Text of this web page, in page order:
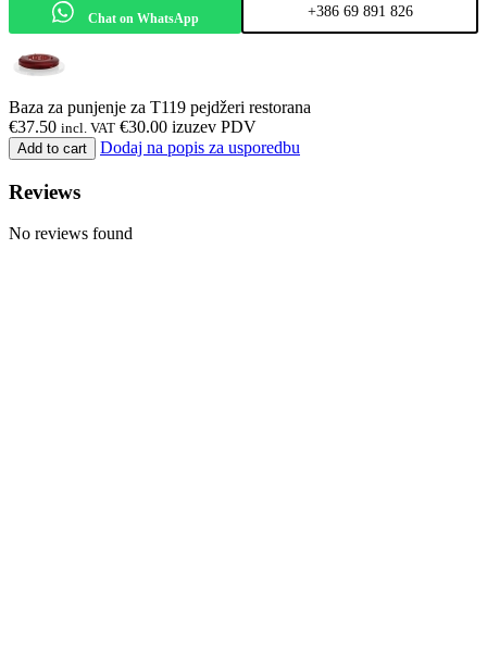
Chat on WhatsApp +386 69 891 826
Baza za punjenje za T119 pejdžeri restorana
€37.50 incl. VAT €30.00 izuzev PDV
Add to cart Dodaj na popis za usporedbu
Reviews
No reviews found